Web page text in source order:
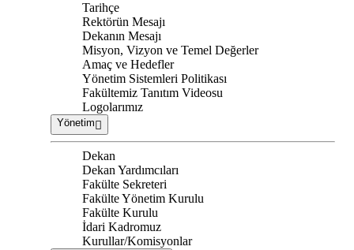
Tarihçe
Rektörün Mesajı
Dekanın Mesajı
Misyon, Vizyon ve Temel Değerler
Amaç ve Hedefler
Yönetim Sistemleri Politikası
Fakültemiz Tanıtım Videosu
Logolarımız
Yönetim
Dekan
Dekan Yardımcıları
Fakülte Sekreteri
Fakülte Yönetim Kurulu
Fakülte Kurulu
İdari Kadromuz
Kurullar/Komisyonlar